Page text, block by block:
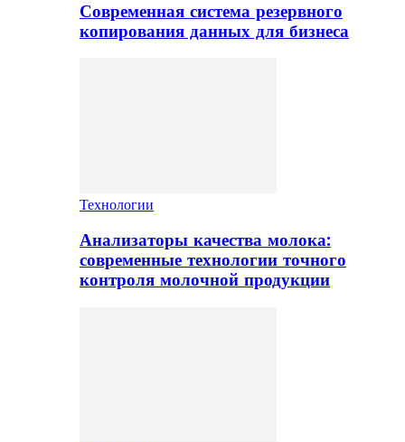
Современная система резервного
копирования данных для бизнеса
Технологии
Анализаторы качества молока:
современные технологии точного
контроля молочной продукции